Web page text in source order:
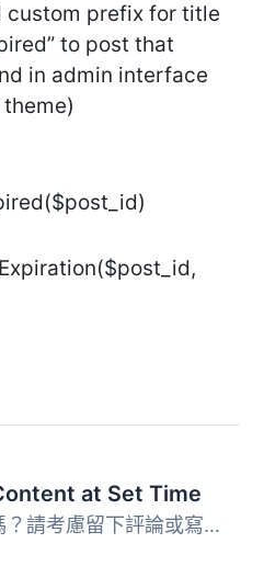
custom prefix for title
to post that
in admin interface
at Set Time
喜歡這個外掛嗎？請考慮留下評論或寫下你在網站上使用它的經...